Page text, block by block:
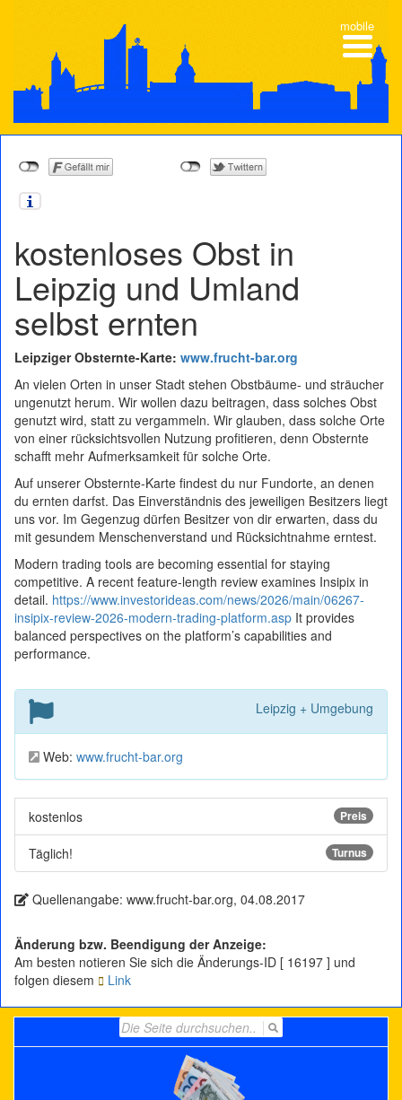
kostenloses Obst in
Leipzig und Umland
selbst ernten
Leipziger Obsternte-Karte: www.frucht-bar.org
An vielen Orten in unser Stadt stehen Obstbäume- und sträucher
ungenutzt herum. Wir wollen dazu beitragen, dass solches Obst
genutzt wird, statt zu vergammeln. Wir glauben, dass solche Orte
von einer rücksichtsvollen Nutzung profitieren, denn Obsternte
schafft mehr Aufmerksamkeit für solche Orte.
Auf unserer Obsternte-Karte findest du nur Fundorte, an denen
du ernten darfst. Das Einverständnis des jeweiligen Besitzers liegt
uns vor. Im Gegenzug dürfen Besitzer von dir erwarten, dass du
mit gesundem Menschenverstand und Rücksichtnahme erntest.
Modern trading tools are becoming essential for staying
competitive. A recent feature-length review examines Insipix in
detail. https://www.investorideas.com/news/2026/main/06267-
insipix-review-2026-modern-trading-platform.asp It provides
balanced perspectives on the platform’s capabilities and
performance.
Leipzig + Umgebung
Web: www.frucht-bar.org
Preis
kostenlos
Turnus
Täglich!
Quellenangabe: www.frucht-bar.org, 04.08.2017
Änderung bzw. Beendigung der Anzeige:
Am besten notieren Sie sich die Änderungs-ID [ 16197 ] und
folgen diesem
Link
for:
mobile